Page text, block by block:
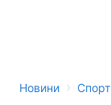
Новини › Спорт